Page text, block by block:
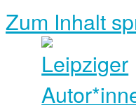
Zum Inhalt